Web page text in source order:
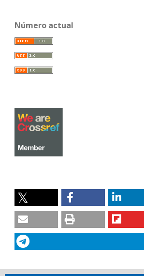
Número actual